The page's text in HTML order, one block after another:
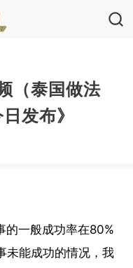
（泰国做法
发布》
的一般成功率在80%
未能成功的情况，我